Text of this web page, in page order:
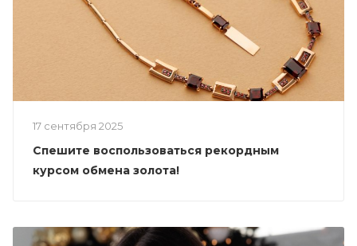
17 сентября 2025
Спешите воспользоваться рекордным
курсом обмена золота!